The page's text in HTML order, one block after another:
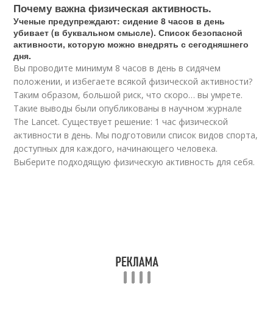
Почему важна физическая активность.
Ученые предупреждают: сидение 8 часов в день
убивает (в буквальном смысле). Список безопасной
активности, которую можно внедрять с сегодняшнего
дня.
Вы проводите минимум 8 часов в день в сидячем
положении, и избегаете всякой физической активности?
Таким образом, большой риск, что скоро… вы умрете.
Такие выводы были опубликованы в научном журнале
The Lancet. Существует решение: 1 час физической
активности в день. Мы подготовили список видов спорта,
доступных для каждого, начинающего человека.
Выберите подходящую физическую активность для себя.